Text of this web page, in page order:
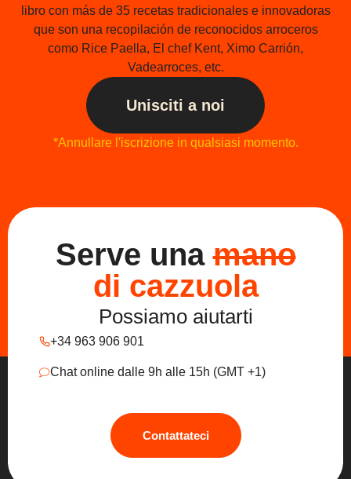
libro con más de 35 recetas tradicionales e innovadoras
que son una recopilación de reconocidos arroceros
como Rice Paella, El chef Kent, Ximo Carrión,
Vadearroces, etc.
Unisciti a noi
*Annullare l'iscrizione in qualsiasi momento.
Serve unamano
di cazzuola
Possiamo aiutarti
+34 963 906 901
Chat online dalle 9h alle 15h (GMT +1)
Contattateci